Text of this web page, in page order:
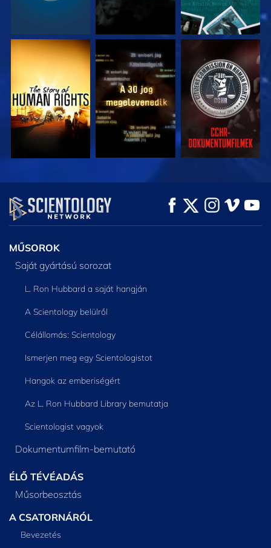
MŰSORNÉZÉS MŰSORNÉZÉS MŰSORNÉZÉS
MŰSORNÉZÉS MŰSORNÉZÉS
A SOROZAT
RÉSZEI
MŰSOROK
Saját gyártású sorozat
L. Ron Hubbard a saját hangján
A Scientology belülről
Célállomás: Scientology
Ismerjen meg egy Scientologistot
Hangok az emberiségért
Az L. Ron Hubbard Library bemutatja
Scientologist vagyok
Dokumentumfilm-bemutató
ÉLŐ TÉVÉADÁS
Műsorbeosztás
A CSATORNÁRÓL
Bevezetés